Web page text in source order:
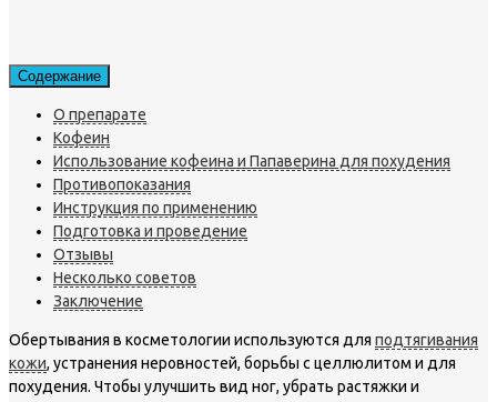
Содержание
О препарате
Кофеин
Использование кофеина и Папаверина для похудения
Противопоказания
Инструкция по применению
Подготовка и проведение
Отзывы
Несколько советов
Заключение
Обертывания в косметологии используются для подтягивания
кожи, устранения неровностей, борьбы с целлюлитом и для
похудения. Чтобы улучшить вид ног, убрать растяжки и